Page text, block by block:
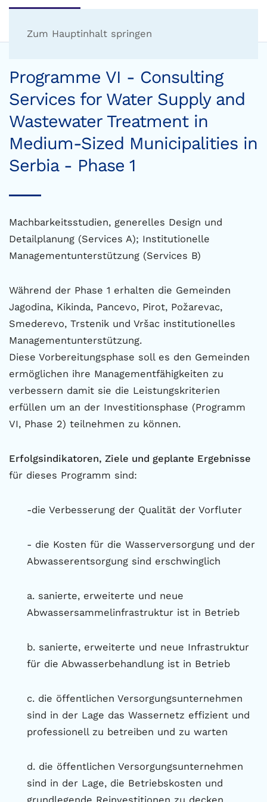
Zum Hauptinhalt springen
Programme VI - Consulting
Services for Water Supply and
Wastewater Treatment in
Medium-Sized Municipalities in
Serbia - Phase 1
Machbarkeitsstudien, generelles Design und
Detailplanung (Services A); Institutionelle
Managementunterstützung (Services B)
Während der Phase 1 erhalten die Gemeinden
Jagodina, Kikinda, Pancevo, Pirot, Požarevac,
Smederevo, Trstenik und Vršac institutionelles
Managementunterstützung.
Diese Vorbereitungsphase soll es den Gemeinden
ermöglichen ihre Managementfähigkeiten zu
verbessern damit sie die Leistungskriterien
erfüllen um an der Investitionsphase (Programm
VI, Phase 2) teilnehmen zu können.
Erfolgsindikatoren, Ziele und geplante Ergebnisse
für dieses Programm sind:
-die Verbesserung der Qualität der Vorfluter
- die Kosten für die Wasserversorgung und der
Abwasserentsorgung sind erschwinglich
a. sanierte, erweiterte und neue
Abwassersammelinfrastruktur ist in Betrieb
b. sanierte, erweiterte und neue Infrastruktur
für die Abwasserbehandlung ist in Betrieb
c. die öffentlichen Versorgungsunternehmen
sind in der Lage das Wassernetz effizient und
professionell zu betreiben und zu warten
d. die öffentlichen Versorgungsunternehmen
sind in der Lage, die Betriebskosten und